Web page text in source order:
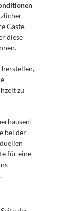
Gäste.
diese
zu
bei der
für eine